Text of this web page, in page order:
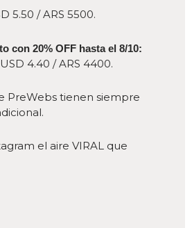
5.50 / ARS 5500.
con 20% OFF hasta el 8/10:
4.40 / ARS 4400.
PreWebs tienen siempre
el aire VIRAL que